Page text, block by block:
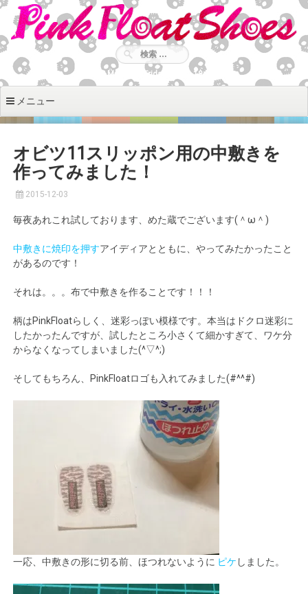
コ
テ
ン
へ
動
Monday - Friday: 9:00 - 18:30
メニュー
オビツ11スリッポン用の中敷きを
作ってみました！
2015-12-03
毎夜あれこれ試しております、めた蔵でございます(＾ω＾)
中敷きに焼印を押すアイディアとともに、やってみたかったこと
があるのです！
それは。。。布で中敷きを作ることです！！！
柄はPinkFloatらしく、迷彩っぽい模様です。本当はドクロ迷彩に
したかったんですが、試したところ小さくて細かすぎて、ワケ分
からなくなってしまいました(^▽^;)
そしてもちろん、PinkFloatロゴも入れてみました(#^^#)
一応、中敷きの形に切る前、ほつれないように ピケ しました。